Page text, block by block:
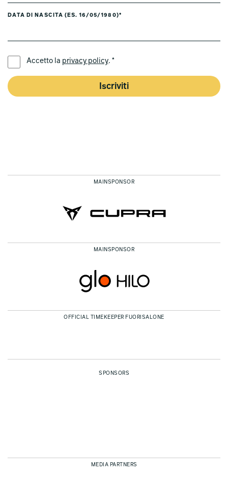
DATA DI NASCITA (ES. 16/05/1980)*
Accetto la privacy policy. *
Iscriviti
MAINSPONSOR
MAINSPONSOR
OFFICIAL TIMEKEEPER FUORISALONE
SPONSORS
MEDIA PARTNERS